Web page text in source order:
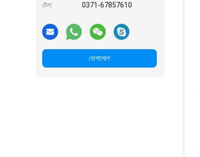
টেল: 0371-67857610
যোগাযোগ